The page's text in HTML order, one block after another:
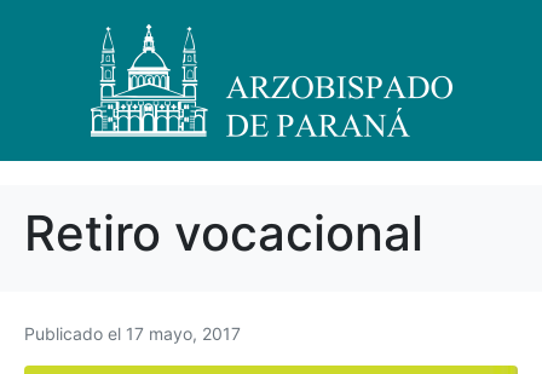
Retiro vocacional
Publicado el 17 mayo, 2017